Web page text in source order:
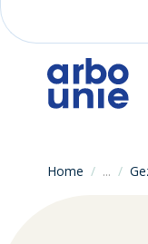
Home / ... /